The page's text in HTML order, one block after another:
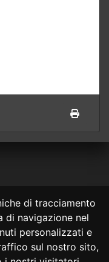
di tracciamento
di navigazione nel
personalizzati e
sul nostro sito,
-NOTE LEGALI
per i contenuti e
collegati.